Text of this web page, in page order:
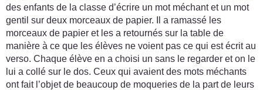
des enfants de la classe d’écrire un mot méchant et un mot
gentil sur deux morceaux de papier. Il a ramassé les
morceaux de papier et les a retournés sur la table de
manière à ce que les élèves ne voient pas ce qui est écrit au
verso. Chaque élève en a choisi un sans le regarder et on le
lui a collé sur le dos. Ceux qui avaient des mots méchants
ont fait l’objet de beaucoup de moqueries de la part de leurs